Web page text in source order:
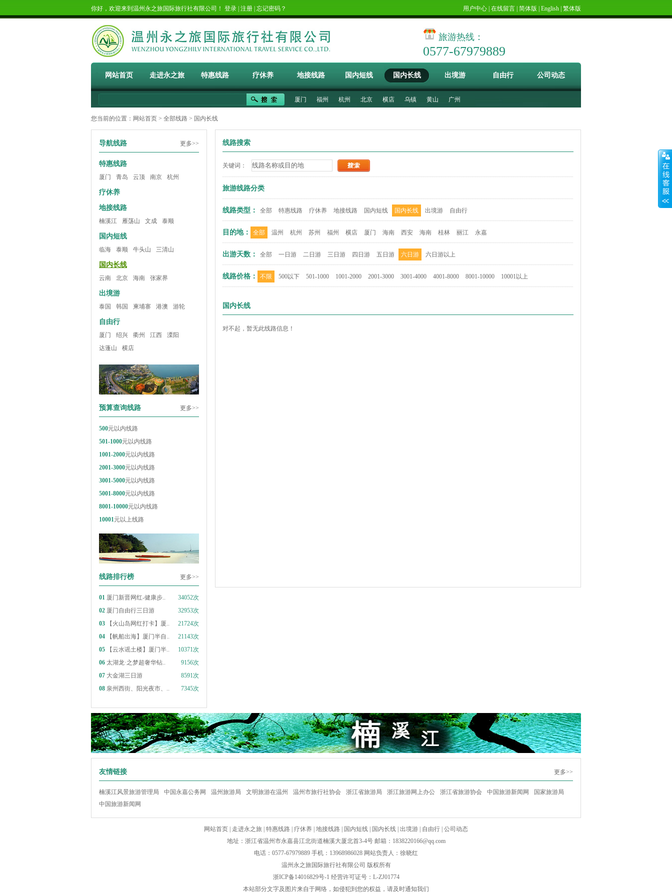
你好，欢迎来到温州永之旅国际旅行社有限公司！ 登录 注册 忘记密码？ 用户中心 在线留言 简体版 English 繁体版
旅游热线：
0577-67979889
网站首页 走进永之旅 特惠线路 疗休养 地接线路 国内短线 国内长线 出境游 自由行 公司动态
厦门 福州 杭州 北京 横店 乌镇 黄山 广州
您当前的位置： 网站首页 > 全部线路 > 国内长线
导航线路 更多>>
特惠线路
厦门 青岛 云顶 南京 杭州
疗休养
地接线路
楠溪江 雁荡山 文成 泰顺
国内短线
临海 泰顺 牛头山 三清山
国内长线
云南 北京 海南 张家界
出境游
泰国 韩国 柬埔寨 港澳 游轮
自由行
厦门 绍兴 衢州 江西
溧阳
达蓬山
横店
预算查询线路 更多>>
500元以内线路
501-1000元以内线路
1001-2000元以内线路
2001-3000元以内线路
3001-5000元以内线路
5001-8000元以内线路
8001-10000元以内线路
10001元以上线路
线路排行榜 更多>>
01 厦门新晋网红-健康步..
34052次
02 厦门自由行三日游
32953次
03 【火山岛网红打卡】厦..
21724次
04 【帆船出海】厦门半自..
21143次
05 【云水谣土楼】厦门半..
10371次
06 太湖龙·之梦超奢华钻..
9156次
07 大金湖三日游
8591次
08 泉州西街、阳光夜市、.. 7345次
线路搜索
关键词：
旅游线路分类
线路类型： 全部 特惠线路 疗休养 地接线路 国内短线 国内长线 出境游 自由行
目的地： 全部 温州 杭州 苏州 福州 横店 厦门 海南 西安 海南 桂林 丽江 永嘉
出游天数： 全部 一日游 二日游 三日游 四日游 五日游 六日游 六日游以上
线路价格： 不限 500以下 501-1000 1001-2000 2001-3000 3001-4000 4001-8000 8001-10000 10001以上
国内长线
对不起，暂无此线路信息！
友情链接 更多>>
楠溪江风景旅游管理局 中国永嘉公务网 温州旅游局 文明旅游在温州 温州市旅行社协会 浙江省旅游局 浙江旅游网上办公 浙江省旅游协会 中国旅游新闻网
国家旅游局
中国旅游新闻网
网站首页 走进永之旅 特惠线路 疗休养 地接线路 国内短线 国内长线 出境游 自由行 公司动态
地址：浙江省温州市永嘉县江北街道楠溪大厦北首3-4号 邮箱： 1838220166@qq.com
电话：0577-67979889 手机：13968986028 网站负责人：徐晓红
温州永之旅国际旅行社有限公司 版权所有
浙ICP备14016829号-1 经营许可证号：L-ZJ01774
本站部分文字及图片来自于网络，如侵犯到您的权益，请及时通知我们